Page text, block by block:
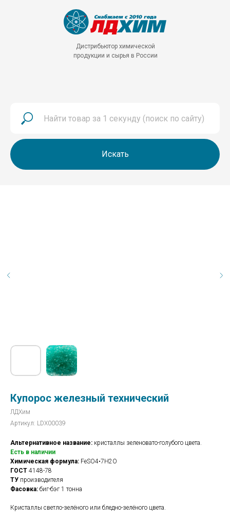
Дистрибьютор химической
продукции и сырья в России
Искать
Купорос железный технический
ЛДХим
Артикул: LDX00039
Альтернативное название: кристаллы зеленовато-голубого цвета.
Есть в наличии
Химическая формула: FeSO4•7H2O
ГОСТ 4148-78
ТУ производителя
Фасовка: биг-бэг 1 тонна
Кристаллы светло-зелёного или бледно-зелёного цвета.